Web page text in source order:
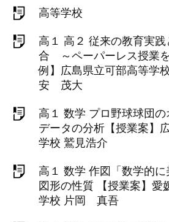
高等学校
高１ 高２ 従来の教育実
合 ～ペーパーレス授業
例】広島県立可部高等学
安 茂大
高１ 数学 プロ野球球団の
データの分析【授業案】
学校 鷲見浩介
高１ 数学 作図「数学的に
図形の性質 【授業案】愛
学校 片岡 真吾